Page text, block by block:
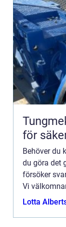
för
Behöver du
du göra det
försöker
Vi
Lotta